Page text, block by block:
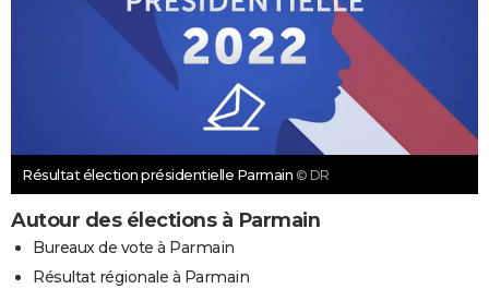
Résultat élection présidentielle Parmain © DR
Autour des élections à Parmain
Bureaux de vote à Parmain
Résultat régionale à Parmain